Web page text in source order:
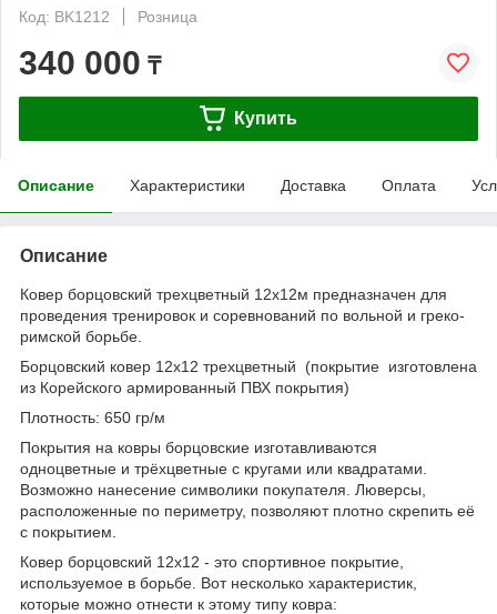
Код: BK1212
Розница
340 000 ₸
Купить
Описание Характеристики Доставка Оплата
Описание
Ковер борцовский трехцветный 12х12м предназначен для
проведения тренировок и соревнований по вольной и греко-
римской борьбе.
Борцовский ковер 12х12 трехцветный (покрытие изготовлена
из Корейского армированный ПВХ покрытия)
Плотность: 650 гр/м
Покрытия на ковры борцовские изготавливаются
одноцветные и трёхцветные с кругами или квадратами.
Возможно нанесение символики покупателя. Люверсы,
расположенные по периметру, позволяют плотно скрепить её
с покрытием.
Ковер борцовский 12x12 - это спортивное покрытие,
используемое в борьбе. Вот несколько характеристик,
которые можно отнести к этому типу ковра: